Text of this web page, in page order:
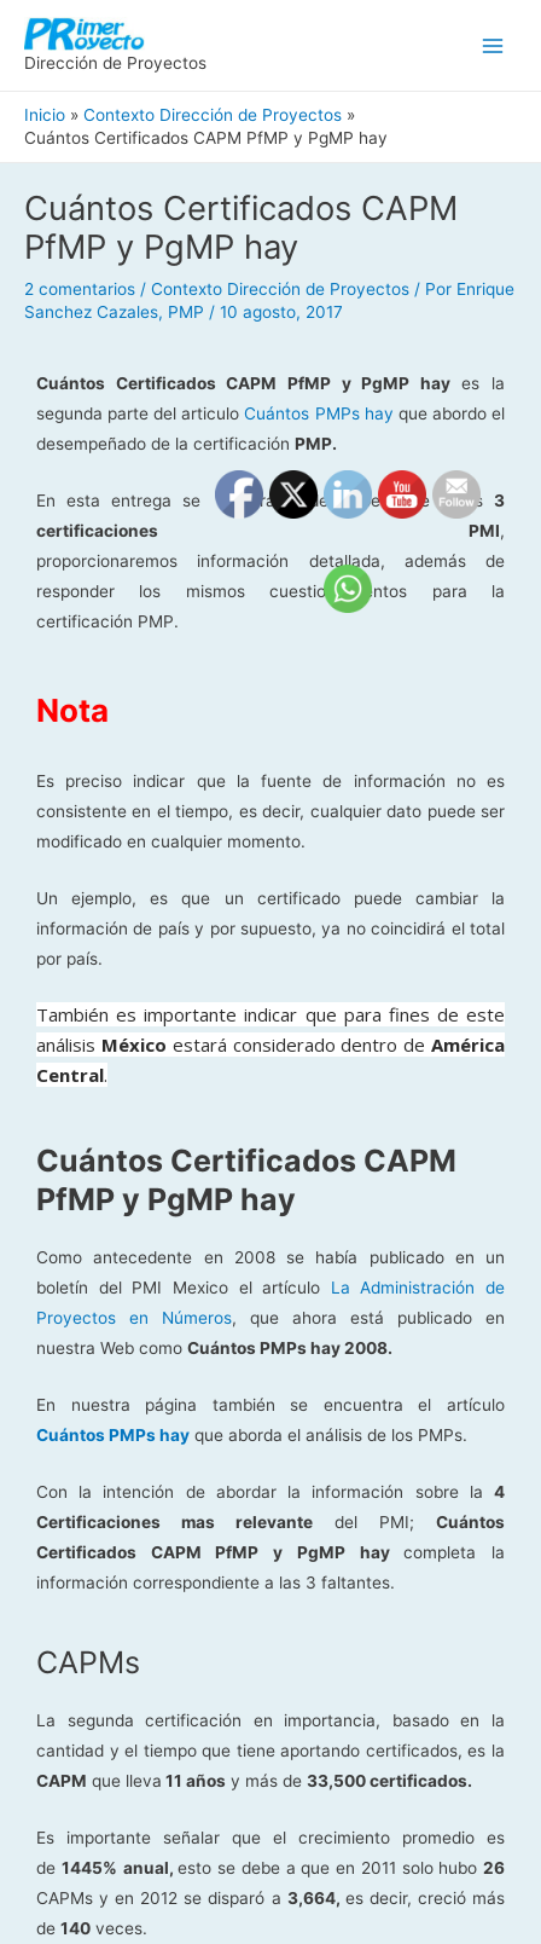
contenido
Dirección de Proyectos
Inicio
Contexto Dirección de Proyectos
Cuántos Certificados CAPM PfMP y PgMP hay
Cuántos Certificados CAPM
PfMP y PgMP hay
2 comentarios / Contexto Dirección de Proyectos / Por Enrique
Sanchez Cazales, PMP / 10 agosto, 2017
Cuántos Certificados CAPM PfMP y PgMP hayes la
segunda parte del articuloCuántos PMPs hay que abordo el
desempeñado de la certificación PMP.
En esta entrega se tratará el desempeño de estas 3
certificaciones PMI,
proporcionaremos información detallada, además de
responder los mismos cuestionamientos para la
certificación PMP.
Nota
Es preciso indicar que la fuente de información no es
consistente en el tiempo, es decir, cualquier dato puede ser
modificado en cualquier momento.
Un ejemplo, es que un certificado puede cambiar la
información de país y por supuesto, ya no coincidirá el total
por país.
También es importante indicar que para fines de este
análisis México estará considerado dentro de América
Central.
Cuántos Certificados CAPM
PfMP y PgMP hay
Como antecedente en 2008 se había publicado en un
boletín del PMI Mexico el artículo La Administración de
Proyectos en Números, que ahora está publicado en
nuestra Web como Cuántos PMPs hay 2008.
En nuestra página también se encuentra el artículo
Cuántos PMPs hay que aborda el análisis de los PMPs.
Con la intención de abordar la información sobre la 4
Certificaciones mas relevante del PMI; Cuántos
Certificados CAPM PfMP y PgMP haycompleta la
información correspondiente a las 3 faltantes.
CAPMs
La segunda certificación en importancia, basado en la
cantidad y el tiempo que tiene aportando certificados, es la
CAPM que lleva 11 años y más de 33,500 certificados.
Es importante señalar que el crecimiento promedio es
de 1445% anual,esto se debe a que en 2011 solo hubo 26
CAPMs y en 2012 se disparó a 3,664, es decir, creció más
de 140 veces.
de
entradas